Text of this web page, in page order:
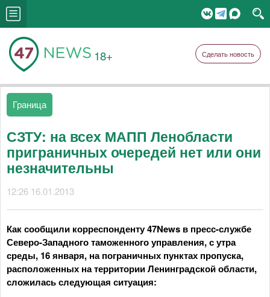
18+ Сделать новость
Граница
СЗТУ: на всех МАПП Ленобласти
приграничных очередей нет или они
незначительны
12:26 16.01.2013
Как сообщили корреспонденту 47News в пресс-службе
Северо-Западного таможенного управления, с утра
среды, 16 января, на пограничных пунктах пропуска,
расположенных на территории Ленинградской области,
сложилась следующая ситуация: